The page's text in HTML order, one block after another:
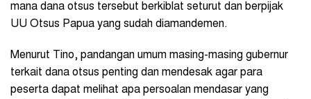
mana dana otsus tersebut berkiblat seturut dan berpijak
UU Otsus Papua yang sudah diamandemen.
Menurut Tino, pandangan umum masing-masing gubernur
terkait dana otsus penting dan mendesak agar para
peserta dapat melihat apa persoalan mendasar yang